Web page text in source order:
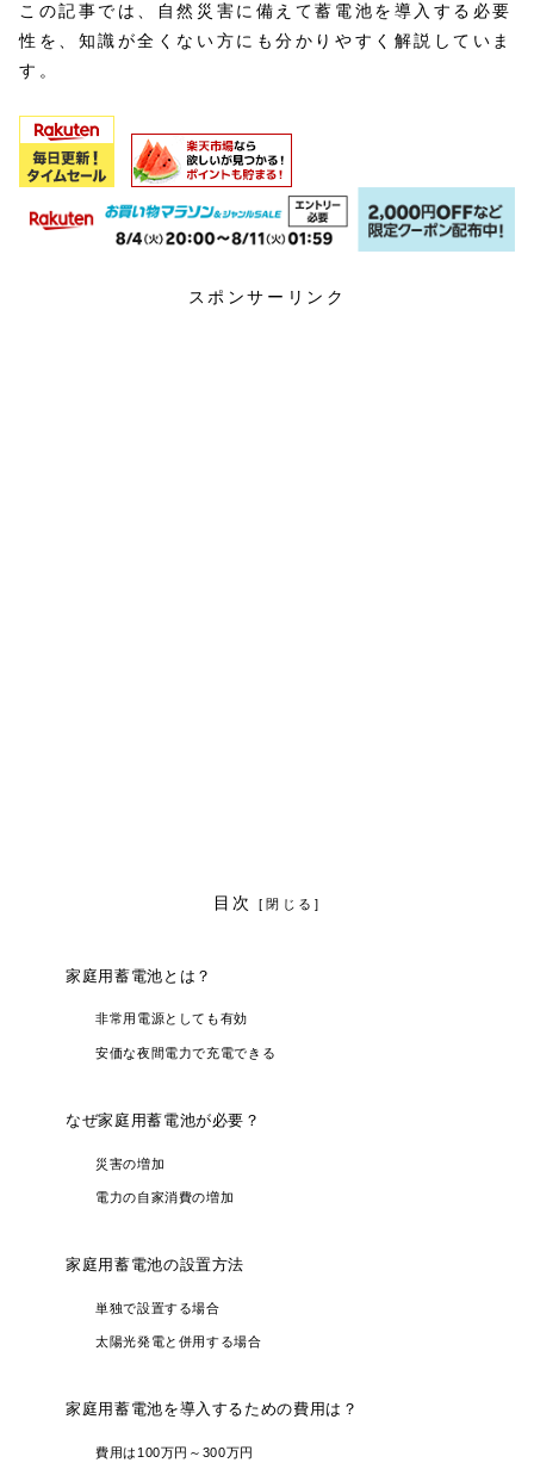
この記事では、自然災害に備えて蓄電池を導入する必要
性を、知識が全くない方にも分かりやすく解説していま
す。
スポンサーリンク
目次
家庭用蓄電池とは？
非常用電源としても有効
安価な夜間電力で充電できる
なぜ家庭用蓄電池が必要？
災害の増加
電力の自家消費の増加
家庭用蓄電池の設置方法
単独で設置する場合
太陽光発電と併用する場合
家庭用蓄電池を導入するための費用は？
費用は100万円～300万円